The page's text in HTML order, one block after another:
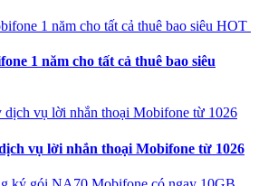
1 năm cho tất cả thuê bao siêu
vụ lời nhắn thoại Mobifone từ 1026